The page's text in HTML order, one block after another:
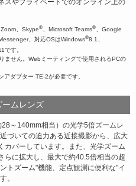
スやプライベートでのオンライン上の
、Skype®、Microsoft Teams®、Google
、対応OSはWindows®8.1、
です。
ません。Webミーティングで使用されるPCの
アダプター TE-2が必要です。
ームレンズ
～140mm相当）の光学5倍ズームレ
づいての迫力ある近接撮影から、広大
カバーしています。また、光学ズーム
らに拡大し、最大で約40.5倍相当の超
トズーム"機能、定点観測に便利な"イ
。